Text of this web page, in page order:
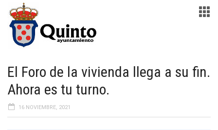
El Foro de la vivienda llega a su fin.
Ahora es tu turno.
16 NOVIEMBRE, 2021